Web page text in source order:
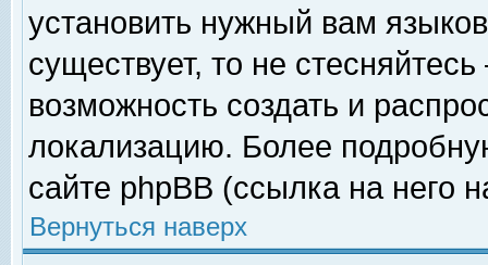
установить нужный вам
существует, то не
возможность создать и
локализацию. Более
сайте phpBB (ссылка на него
Вернуться наверх